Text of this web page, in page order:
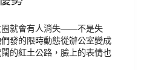
圈就會有人消失——不是失
發的限時動態從辦公室變成
的紅土公路，臉上的表情也